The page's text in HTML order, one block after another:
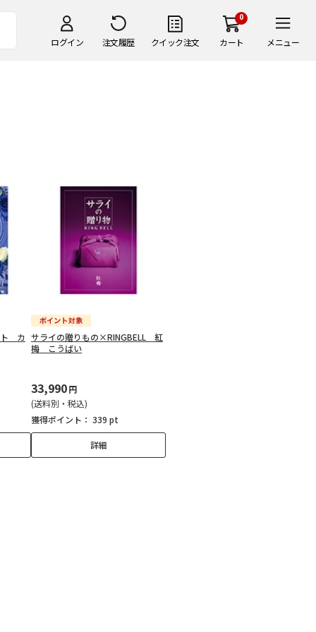
ログイン 注文履歴 クイック注文
0
カート メニュー
ト カ サライの贈りもの×RINGBELL 紅
梅 こうばい
33,990円
(送料別・税込)
獲得ポイント： 339 pt
詳細